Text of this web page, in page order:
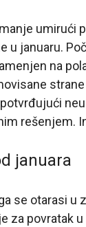
umirući
u januaru.
na
rešenjem.
januara
se otarasi
za povratak u